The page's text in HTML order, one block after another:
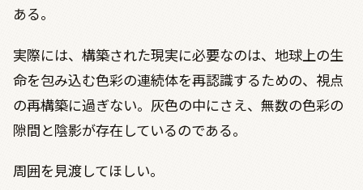
ある。
実際には、構築された現実に必要なのは、地球上の生
命を包み込む色彩の連続体を再認識するための、視点
の再構築に過ぎない。灰色の中にさえ、無数の色彩の
隙間と陰影が存在しているのである。
周囲を見渡してほしい。